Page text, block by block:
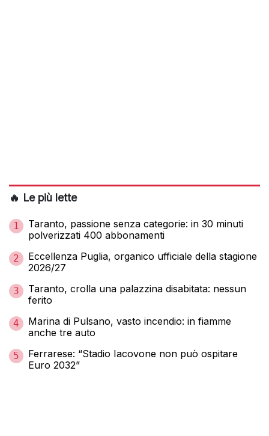
🔥 Le più lette
1
Taranto, passione senza categorie: in 30 minuti
polverizzati 400 abbonamenti
2
Eccellenza Puglia, organico ufficiale della stagione
2026/27
3
Taranto, crolla una palazzina disabitata: nessun
ferito
4
Marina di Pulsano, vasto incendio: in fiamme
anche tre auto
5
Ferrarese: “Stadio Iacovone non può ospitare
Euro 2032”